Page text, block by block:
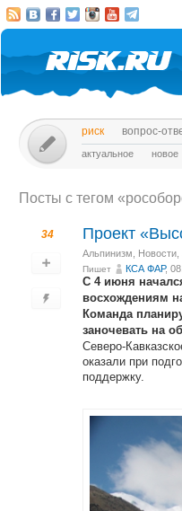
риск вопрос-
актуальное новое
Посты c тегом
34 Проект
Альпинизм Новости
Пишет КСА ФАР,
С 4 июня
восхождениям
Команда
заночевать на
Северо-
оказали при
поддержку.